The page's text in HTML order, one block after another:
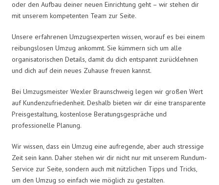
oder den Aufbau deiner neuen Einrichtung geht – wir stehen dir
mit unserem kompetenten Team zur Seite.
Unsere erfahrenen Umzugsexperten wissen, worauf es bei einem
reibungslosen Umzug ankommt. Sie kümmern sich um alle
organisatorischen Details, damit du dich entspannt zurücklehnen
und dich auf dein neues Zuhause freuen kannst.
Bei Umzugsmeister Wexler Braunschweig legen wir großen Wert
auf Kundenzufriedenheit. Deshalb bieten wir dir eine transparente
Preisgestaltung, kostenlose Beratungsgespräche und
professionelle Planung.
Wir wissen, dass ein Umzug eine aufregende, aber auch stressige
Zeit sein kann. Daher stehen wir dir nicht nur mit unserem Rundum-
Service zur Seite, sondern auch mit nützlichen Tipps und Tricks,
um den Umzug so einfach wie möglich zu gestalten.